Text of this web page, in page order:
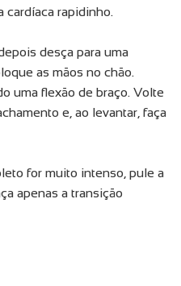
cardíaca rapidinho.
desça para uma
as mãos no chão.
uma flexão de braço. Volte
e, ao levantar, faça
for muito intenso, pule a
apenas a transição